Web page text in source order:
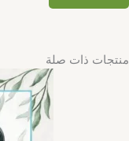
منتجات ذات صلة